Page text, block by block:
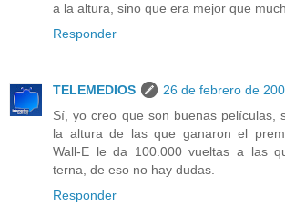
a la altura, sino que era mejor que
Responder
TELEMEDIOS
26 de febrero de
Sí, yo creo que son buenas películas,
la altura de las que ganaron el
Wall-E le da 100.000 vueltas a las
terna, de eso no hay dudas.
Responder